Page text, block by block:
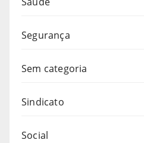
Segurança
Sem categoria
Sindicato
Social